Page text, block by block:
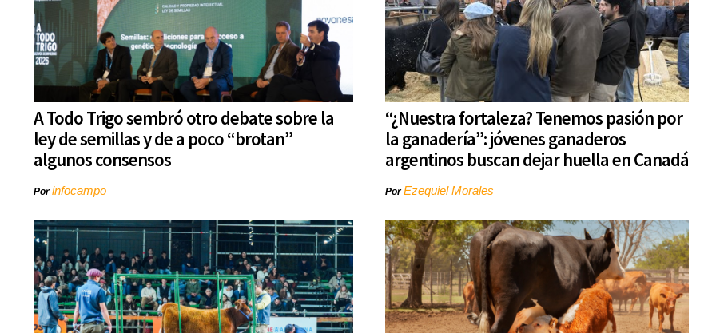
A Todo Trigo sembró otro debate sobre la
ley de semillas y de a poco “brotan”
algunos consensos
Porinfocampo
“¿Nuestra fortaleza? Tenemos pasión por
la ganadería”: jóvenes ganaderos
argentinos buscan dejar huella en Canadá
PorEzequiel Morales